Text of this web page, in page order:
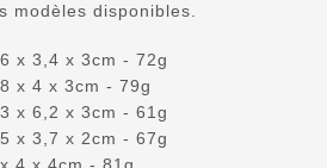
modèles disponibles.
x 3,4 x 3cm - 72g
x 4 x 3cm - 79g
x 6,2 x 3cm - 61g
x 3,7 x 2cm - 67g